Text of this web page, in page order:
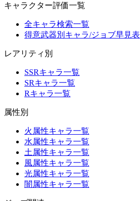
キャラクター評価一覧
全キャラ検索一覧
得意武器別キャラ/ジョブ早見表
レアリティ別
SSRキャラ一覧
SRキャラ一覧
Rキャラ一覧
属性別
火属性キャラ一覧
水属性キャラ一覧
土属性キャラ一覧
風属性キャラ一覧
光属性キャラ一覧
闇属性キャラ一覧